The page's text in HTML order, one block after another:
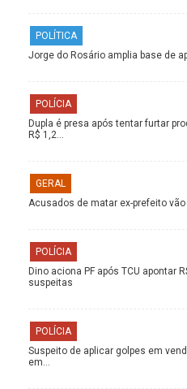
POLÍTICA
Jorge do Rosário amplia base de
POLÍCIA
Dupla é presa após tentar furtar
R$ 1,2…
GERAL
Acusados de matar ex-prefeito vão
POLÍCIA
Dino aciona PF após TCU apontar
suspeitas
POLÍCIA
Suspeito de aplicar golpes em
em…